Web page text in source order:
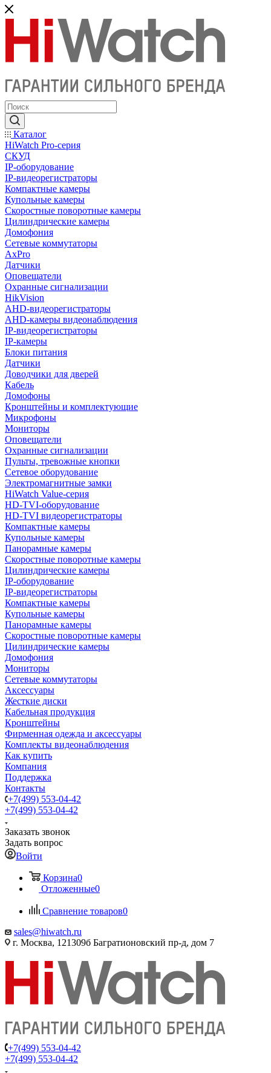
Каталог
HiWatch Pro-серия
CКУД
IP-оборудование
IP-видеорегистраторы
Компактные камеры
Купольные камеры
Скоростные поворотные камеры
Цилиндрические камеры
Домофония
Сетевые коммутаторы
AxPro
Датчики
Оповещатели
Охранные сигнализации
HikVision
AHD-видеорегистраторы
AHD-камеры видеонаблюдения
IP-видеорегистраторы
IP-камеры
Блоки питания
Датчики
Доводчики для дверей
Кабель
Домофоны
Кронштейны и комплектующие
Микрофоны
Мониторы
Оповещатели
Охранные сигнализации
Пульты, тревожные кнопки
Сетевое оборудование
Электромагнитные замки
HiWatch Value-серия
HD-TVI-оборудование
HD-TVI видеорегистраторы
Компактные камеры
Купольные камеры
Панорамные камеры
Скоростные поворотные камеры
Цилиндрические камеры
IP-оборудование
IP-видеорегистраторы
Компактные камеры
Купольные камеры
Панорамные камеры
Скоростные поворотные камеры
Цилиндрические камеры
Домофония
Мониторы
Сетевые коммутаторы
Аксессуары
Жесткие диски
Кабельная продукция
Кронштейны
Фирменная одежда и аксессуары
Комплекты видеонаблюдения
Как купить
Компания
Поддержка
Контакты
+7(499) 553-04-42
+7(499) 553-04-42
Заказать звонок
Задать вопрос
Войти
Корзина0
Отложенные0
Сравнение товаров0
sales@hiwatch.ru
г. Москва, 121309б Багратионовский пр-д, дом 7
+7(499) 553-04-42
+7(499) 553-04-42